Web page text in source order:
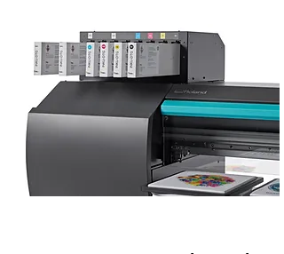
ottengono risultati di stampa
straordinari. Oltre alla
naturalezza dei colori, i capi
presentano un'eccellente
resistenza ai lavaggi (secondo
test di lavaggio commerciali).
Gli inchiostri sono certificati